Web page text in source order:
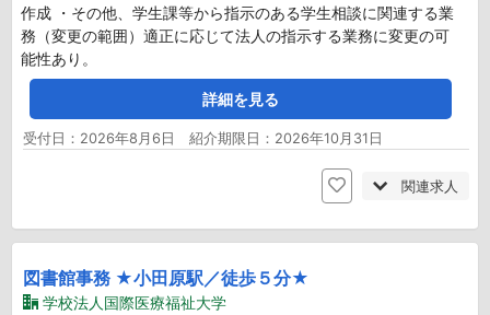
作成 ・その他、学生課等から指示のある学生相談に関連する業
務（変更の範囲）適正に応じて法人の指示する業務に変更の可
能性あり。
詳細を見る
受付日：2026年8月6日 紹介期限日：2026年10月31日
関連求人
図書館事務 ★小田原駅／徒歩５分★
学校法人国際医療福祉大学